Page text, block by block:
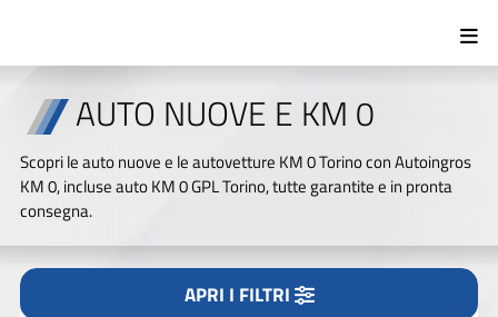
AUTO NUOVE E KM 0
Scopri le auto nuove e le autovetture KM 0 Torino con Autoingros
KM 0, incluse auto KM 0 GPL Torino, tutte garantite e in pronta
consegna.
APRI I FILTRI
Tutto Nuovo/KM0 Usato
Marca
Modello